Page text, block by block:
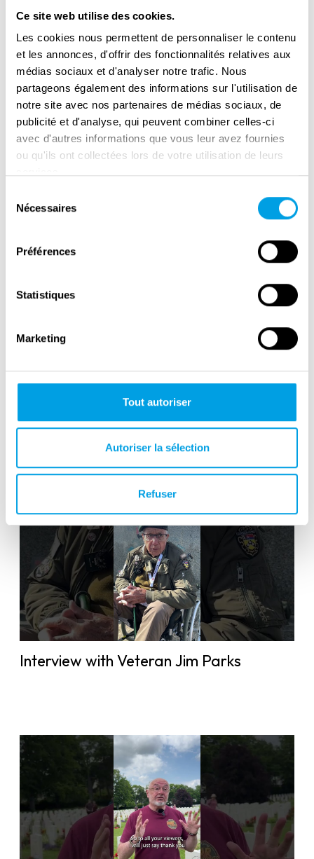
Ce site web utilise des cookies.
Les cookies nous permettent de personnaliser le contenu
et les annonces, d'offrir des fonctionnalités relatives aux
médias sociaux et d'analyser notre trafic. Nous
partageons également des informations sur l'utilisation de
notre site avec nos partenaires de médias sociaux, de
publicité et d'analyse, qui peuvent combiner celles-ci
avec d'autres informations que vous leur avez fournies
ou qu'ils ont collectées lors de votre utilisation de leurs
Nécessaires
Préférences
Statistiques
Marketing
Tout autoriser
Autoriser la sélection
Refuser
Memorial Camp Vught : Interview with
Director Jeroen Van Den Eijnde
80th Anniversary of Normandy's
Historic Landings
Interview with Veteran Jim Parks